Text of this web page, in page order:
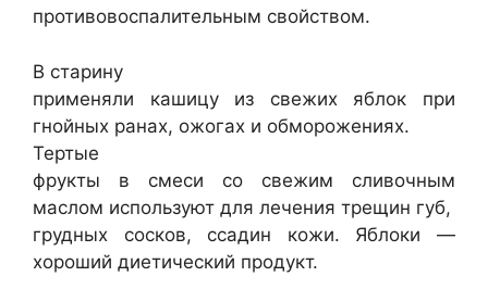
противовоспалительным свойством.
В старину
применяли кашицу из свежих яблок при
гнойных ранах, ожогах и обморожениях.
Тертые
фрукты в смеси со свежим сливочным
маслом используют для лечения трещин губ,
грудных сосков, ссадин кожи. Яблоки —
хороший диетический продукт.